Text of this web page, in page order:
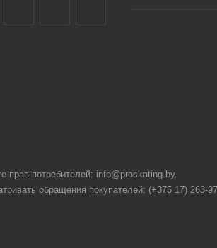
прав потребителей: info@proskating.by.
обращения покупателей: (+375 17) 263-